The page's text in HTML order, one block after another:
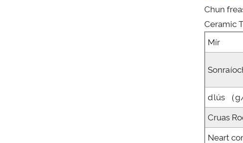
Chun
Ceramic
Mír
dlús （g/
Cruas
Neart